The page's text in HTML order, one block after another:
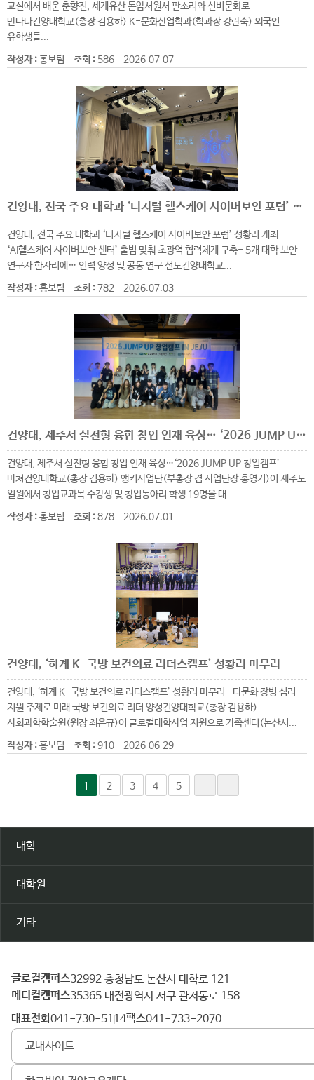
교실에서 배운 춘향전, 세계유산 돈암서원서 판소리와 선비문화로
만나다건양대학교(총장 김용하) K-문화산업학과(학과장 강란숙) 외국인
유학생들...
작성자 :홍보팀 조회 :586 2026.07.07
건양대, 전국 주요 대학과 ‘디지털 헬스케어 사이버보안 포럼’ 성황리 개최
건양대, 전국 주요 대학과 ‘디지털 헬스케어 사이버보안 포럼’ 성황리 개최-
‘AI헬스케어 사이버보안 센터’ 출범 맞춰 초광역 협력체계 구축- 5개 대학 보안
연구자 한자리에… 인력 양성 및 공동 연구 선도건양대학교...
작성자 :홍보팀 조회 :782 2026.07.03
건양대, 제주서 실전형 융합 창업 인재 육성… ‘2026 JUMP UP 창업캠프’ 마쳐
건양대, 제주서 실전형 융합 창업 인재 육성…‘2026 JUMP UP 창업캠프’
마쳐건양대학교(총장 김용하) 앵커사업단(부총장 겸 사업단장 홍영기)이 제주도
일원에서 창업교과목 수강생 및 창업동아리 학생 19명을 대...
작성자 :홍보팀 조회 :878 2026.07.01
건양대, ‘하계 K-국방 보건의료 리더스캠프’ 성황리 마무리
건양대, ‘하계 K-국방 보건의료 리더스캠프’ 성황리 마무리- 다문화 장병 심리
지원 주제로 미래 국방 보건의료 리더 양성건양대학교(총장 김용하)
사회과학학술원(원장 최은규)이 글로컬대학사업 지원으로 가족센터(논산시...
작성자 :홍보팀 조회 :910 2026.06.29
1 2 3 4 5
대학
대학원
기타
건
양
대
학
글로컬캠퍼스 32992 충청남도 논산시 대학로 121
메디컬캠퍼스 35365 대전광역시 서구 관저동로 158
대표전화 041-730-5114 팩스 041-733-2070
교내사이트